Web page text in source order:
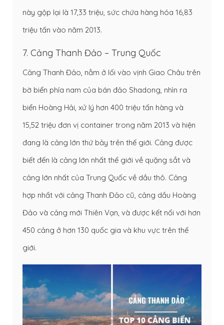
này gộp lại là 17,33 triệu, sức chứa hàng hóa 16,83
triệu tấn vào năm 2013.
7. Cảng Thanh Đảo – Trung Quốc
Cảng Thanh Đảo, nằm ở lối vào vịnh Giao Châu trên
bờ biển phía nam của bán đảo Shadong, nhìn ra
biển Hoàng Hải, xử lý hơn 400 triệu tấn hàng và
15,52 triệu đơn vị container trong năm 2013 và hiện
đang là cảng lớn thứ bảy trên thế giới. Cảng được
biết đến là cảng lớn nhất thế giới về quặng sắt và
cảng lớn nhất của Trung Quốc về dầu thô. Cảng
hợp nhất với cảng Thanh Đảo cũ, cảng dầu Hoàng
Đảo và cảng mới Thiên Vạn, và được kết nối với hơn
450 cảng ở hơn 130 quốc gia và khu vực trên thế
giới.